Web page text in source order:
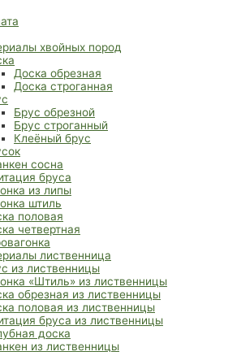
хвойных пород
Доска обрезная
Доска строганная
Брус обрезной
Брус строганный
Клеёный брус
сосна
бруса
из липы
штиль
половая
четвертная
лиственница
из лиственницы
«Штиль» из лиственницы
обрезная из лиственницы
половая из лиственницы
бруса из лиственницы
доска
из лиственницы